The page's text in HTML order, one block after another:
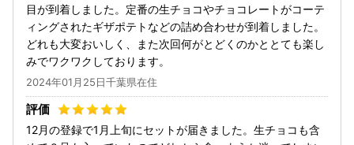
目が到着しました。定番の生チョコやチョコレートがコーテ
ィングされたギザポテトなどの詰め合わせが到着しました。
どれも大変おいしく、また次回何がとどくのかととても楽し
みでワクワクしております。
2024年01月25日千葉県在住
12月の登録で1月上旬にセットが届きました。生チョコも含